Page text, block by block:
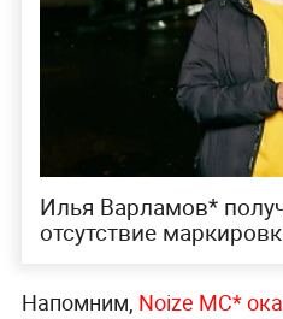
Илья Варламов*
отсутствие
Напомним, Noize MC*